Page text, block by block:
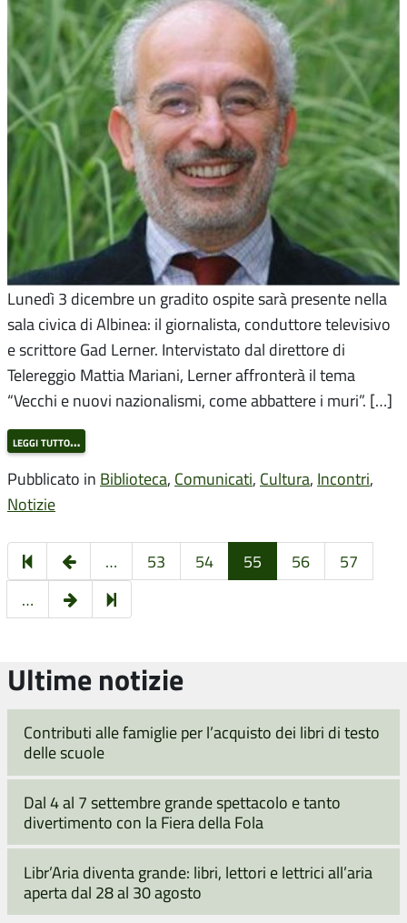
Lunedì 3 dicembre un gradito ospite sarà presente nella
sala civica di Albinea: il giornalista, conduttore televisivo
e scrittore Gad Lerner. Intervistato dal direttore di
Telereggio Mattia Mariani, Lerner affronterà il tema
“Vecchi e nuovi nazionalismi, come abbattere i muri”. […]
leggi tutto…
Pubblicato in Biblioteca, Comunicati, Cultura, Incontri,
Notizie
Pagina
precedente
… 53 54 55 56
57
…
Pagina
successiva
64
Ultime notizie
Contributi alle famiglie per l’acquisto dei libri di testo
delle scuole
Dal 4 al 7 settembre grande spettacolo e tanto
divertimento con la Fiera della Fola
Libr’Aria diventa grande: libri, lettori e lettrici all’aria
aperta dal 28 al 30 agosto